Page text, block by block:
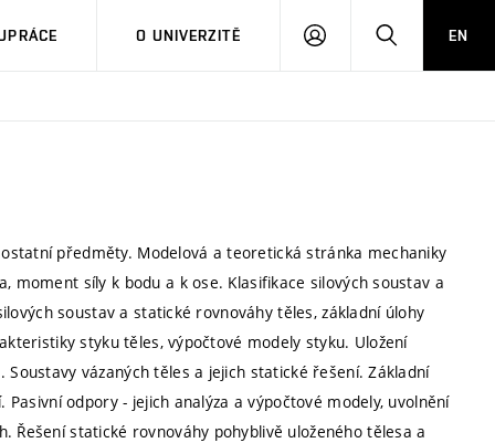
O UNIVERZITĚ
PŘIHLÁSIT HLEDATEN
předměty. Modelová a teoretická stránka mechaniky
moment síly k bodu a k ose. Klasifikace silových soustav a
soustav a statické rovnováhy těles, základní úlohy
styku těles, výpočtové modely styku. Uložení
vázaných těles a jejich statické řešení. Základní
odpory - jejich analýza a výpočtové modely, uvolnění
Řešení statické rovnováhy pohyblivě uloženého tělesa a